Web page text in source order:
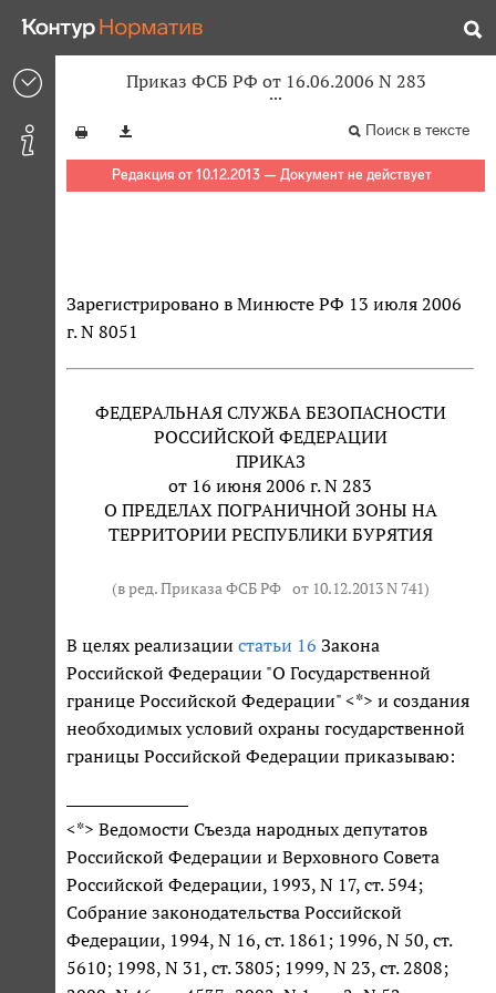
Приказ ФСБ РФ от 16.06.2006 N 283
Поиск в тексте
Редакция от 10.12.2013 — Документ не действует
Зарегистрировано в Минюсте РФ 13 июля 2006
г. N 8051
ФЕДЕРАЛЬНАЯ СЛУЖБА БЕЗОПАСНОСТИ
РОССИЙСКОЙ ФЕДЕРАЦИИ
ПРИКАЗ
от 16 июня 2006 г. N 283
О ПРЕДЕЛАХ ПОГРАНИЧНОЙ ЗОНЫ НА
ТЕРРИТОРИИ РЕСПУБЛИКИ БУРЯТИЯ
(в ред. Приказа ФСБ РФ от 10.12.2013 N 741)
В целях реализации статьи 16 Закона
Российской Федерации "О Государственной
границе Российской Федерации" <*> и создания
необходимых условий охраны государственной
границы Российской Федерации приказываю:
<*> Ведомости Съезда народных депутатов
Российской Федерации и Верховного Совета
Российской Федерации, 1993, N 17, ст. 594;
Собрание законодательства Российской
Федерации, 1994, N 16, ст. 1861; 1996, N 50, ст.
5610; 1998, N 31, ст. 3805; 1999, N 23, ст. 2808;